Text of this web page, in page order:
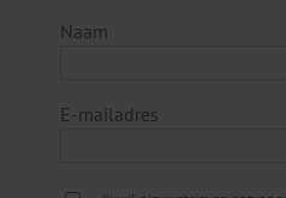
Naam
E-mailadres